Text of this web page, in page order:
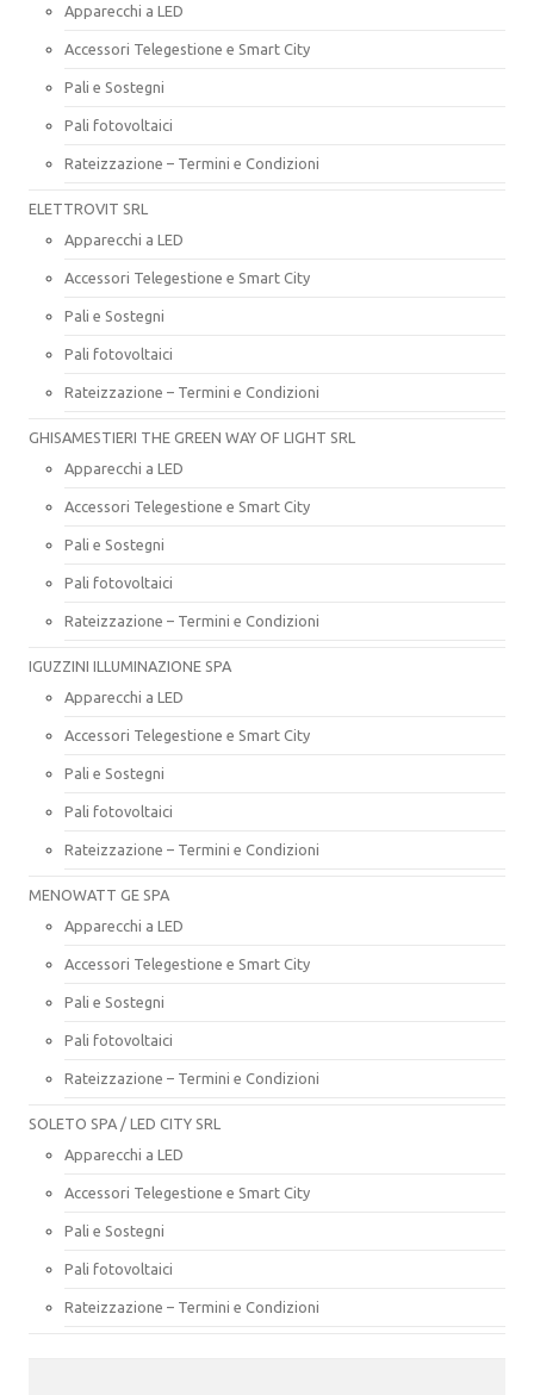
Apparecchi a LED
Accessori Telegestione e Smart City
Pali e Sostegni
Pali fotovoltaici
Rateizzazione – Termini e Condizioni
ELETTROVIT SRL
Apparecchi a LED
Accessori Telegestione e Smart City
Pali e Sostegni
Pali fotovoltaici
Rateizzazione – Termini e Condizioni
GHISAMESTIERI THE GREEN WAY OF LIGHT SRL
Apparecchi a LED
Accessori Telegestione e Smart City
Pali e Sostegni
Pali fotovoltaici
Rateizzazione – Termini e Condizioni
IGUZZINI ILLUMINAZIONE SPA
Apparecchi a LED
Accessori Telegestione e Smart City
Pali e Sostegni
Pali fotovoltaici
Rateizzazione – Termini e Condizioni
MENOWATT GE SPA
Apparecchi a LED
Accessori Telegestione e Smart City
Pali e Sostegni
Pali fotovoltaici
Rateizzazione – Termini e Condizioni
SOLETO SPA / LED CITY SRL
Apparecchi a LED
Accessori Telegestione e Smart City
Pali e Sostegni
Pali fotovoltaici
Rateizzazione – Termini e Condizioni